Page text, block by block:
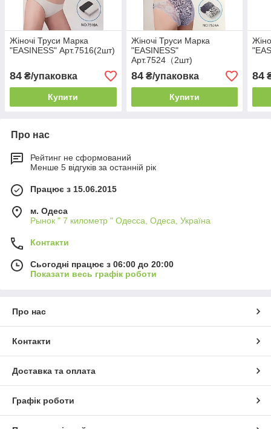
Жіночі Труси Марка
"EASINESS" Арт.7516(2шт)
84 ₴/упаковка
Купити
Жіночі Труси Марка
"EASINESS"
Арт.7524（2шт)
84₴/упаковка
Купити
84
Про нас
Рейтинг не сформований
Менше 5 відгуків за останній рік
Працює з 15.06.2015
м. Одеса
Рынок " 7 километр " Одесса, Одеса, Україна
Контакти
Сьогодні працює з 06:00 до 20:00
Показати весь графік роботи
Про нас
Контакти
Доставка та оплата
Графік роботи